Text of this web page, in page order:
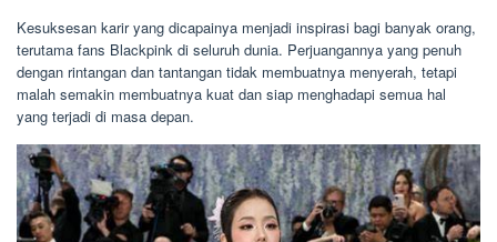
Kesuksesan karir yang dicapainya menjadi inspirasi bagi banyak orang,
terutama fans Blackpink di seluruh dunia. Perjuangannya yang penuh
dengan rintangan dan tantangan tidak membuatnya menyerah, tetapi
malah semakin membuatnya kuat dan siap menghadapi semua hal
yang terjadi di masa depan.